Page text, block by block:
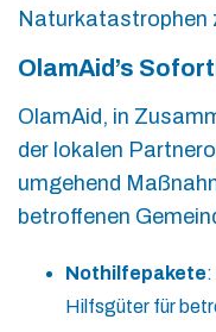
Naturkatastrophen
OlamAid’s
OlamAid, in
der lokalen
umgehend
betroffenen
Nothilfepakete:
Hilfsgüter für